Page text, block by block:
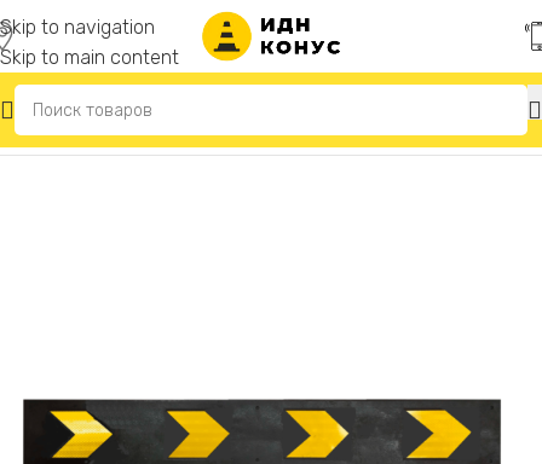
Skip to navigation
Skip to main content
Главная Резиновые отбойники для стен